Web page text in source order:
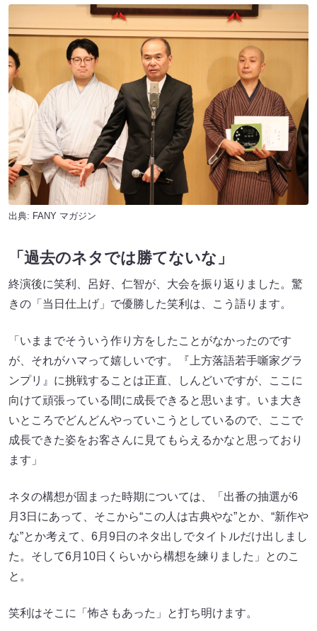
出典: FANY マガジン
「過去のネタでは勝てないな」
終演後に笑利、呂好、仁智が、大会を振り返りました。驚
きの「当日仕上げ」で優勝した笑利は、こう語ります。
「いままでそういう作り方をしたことがなかったのです
が、それがハマって嬉しいです。『上方落語若手噺家グラ
ンプリ』に挑戦することは正直、しんどいですが、ここに
向けて頑張っている間に成長できると思います。いま大き
いところでどんどんやっていこうとしているので、ここで
成長できた姿をお客さんに見てもらえるかなと思っており
ます」
ネタの構想が固まった時期については、「出番の抽選が6
月3日にあって、そこから“この人は古典やな”とか、“新作や
な”とか考えて、6月9日のネタ出しでタイトルだけ出しまし
た。そして6月10日くらいから構想を練りました」とのこ
と。
笑利はそこに「怖さもあった」と打ち明けます。